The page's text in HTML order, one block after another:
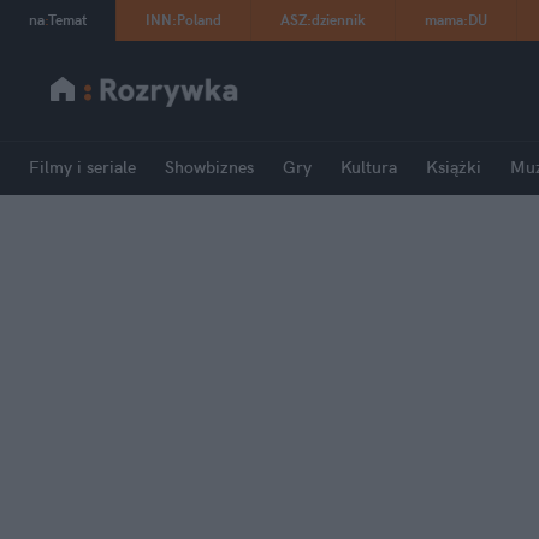
na:Temat INN:Poland ASZ:dziennik mama:DU
Filmy i seriale Showbiznes Gry Kultura Książki